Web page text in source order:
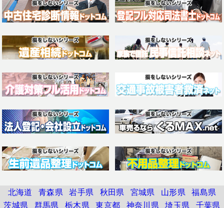
北海道 青森県 岩手県 秋田県 宮城県 山形県 福島県
茨城県 群馬県 栃木県 東京都 神奈川県 埼玉県 千葉県